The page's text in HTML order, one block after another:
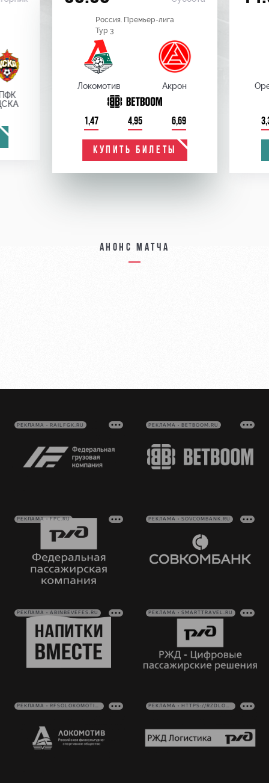
Россия. Премьер-лига
Тур 3
Локомотив Акрон
1,47 4,95 6,69
КУПИТЬ БИЛЕТЫ
Анонс матча
РЕКЛАМА • RAILFGK.RU РЕКЛАМА • BETBOOM.RU
РЕКЛАМА • FPC.RU РЕКЛАМА • SOVCOMBANK.RU
РЕКЛАМА • ABINBEVEFES.RU РЕКЛАМА • SMARTTRAVEL.RU
РЕКЛАМА • RFSOLOKOMOTIV.RU РЕКЛАМА • HTTPS://RZDLOG.RU/